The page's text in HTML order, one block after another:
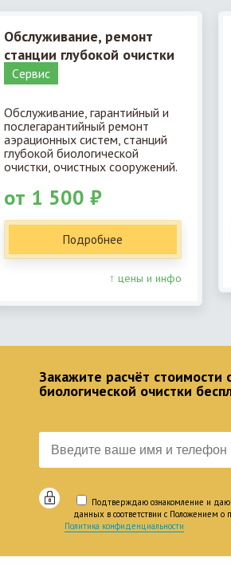
Обслуживание, ремонт
станции глубокой очистки
Cервис
Обслуживание, гарантийный и
послегарантийный ремонт
аэрационных систем, станций
глубокой биологической
очистки, очистных сооружений.
от 1 500 ₽
Подробнее
↑ цены и инфо
Закажите расчёт стоимости
биологической очистки
Подтверждаю ознакомление и даю
данных в соответствии с Положением
Политика конфиденциальности